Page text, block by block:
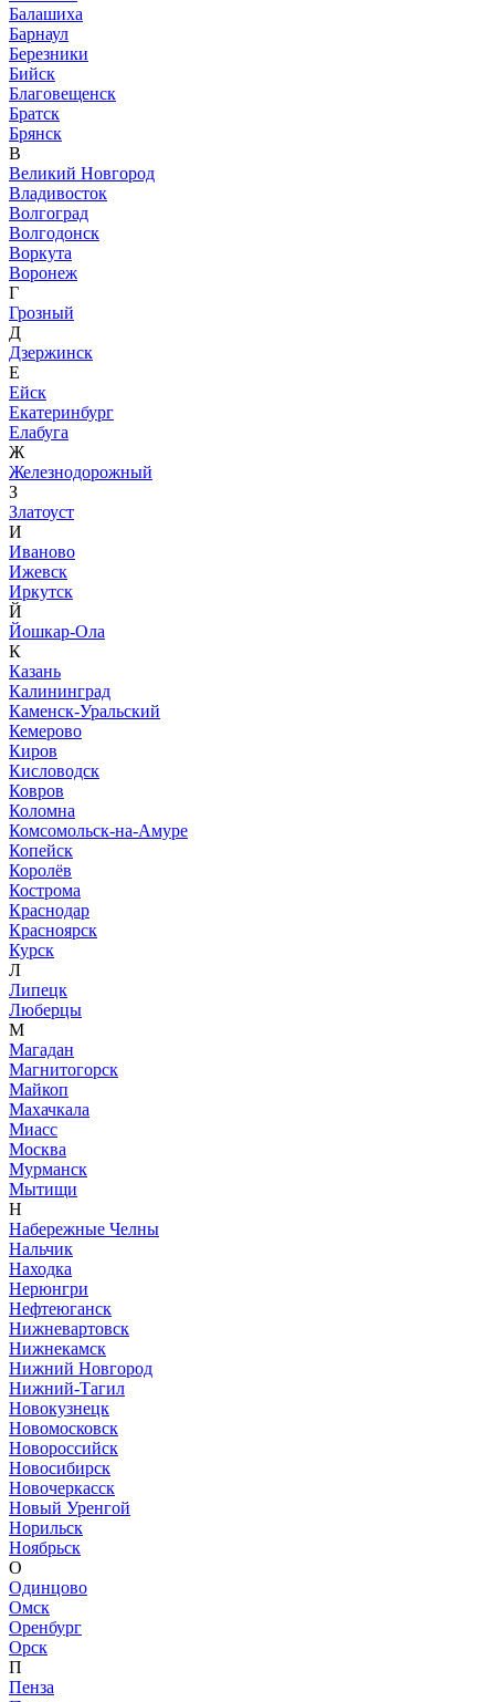
Балашиха
Барнаул
Березники
Бийск
Благовещенск
Братск
Брянск
В
Великий Новгород
Владивосток
Волгоград
Волгодонск
Воркута
Воронеж
Г
Грозный
Д
Дзержинск
Е
Ейск
Екатеринбург
Елабуга
Ж
Железнодорожный
З
Златоуст
И
Иваново
Ижевск
Иркутск
Й
Йошкар-Ола
К
Казань
Калининград
Каменск-Уральский
Кемерово
Киров
Кисловодск
Ковров
Коломна
Комсомольск-на-Амуре
Копейск
Королёв
Кострома
Краснодар
Красноярск
Курск
Л
Липецк
Люберцы
М
Магадан
Магнитогорск
Майкоп
Махачкала
Миасс
Москва
Мурманск
Мытищи
Н
Набережные Челны
Нальчик
Находка
Нерюнгри
Нефтеюганск
Нижневартовск
Нижнекамск
Нижний Новгород
Нижний-Тагил
Новокузнецк
Новомосковск
Новороссийск
Новосибирск
Новочеркасск
Новый Уренгой
Норильск
Ноябрьск
О
Одинцово
Омск
Оренбург
Орск
П
Пенза